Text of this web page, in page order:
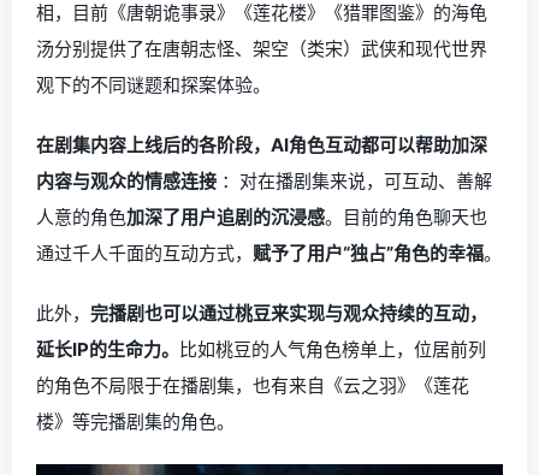
相，目前《唐朝诡事录》《莲花楼》《猎罪图鉴》的海龟
汤分别提供了在唐朝志怪、架空（类宋）武侠和现代世界
观下的不同谜题和探案体验。
在剧集内容上线后的各阶段，AI角色互动都可以帮助加深
内容与观众的情感连接 ：对在播剧集来说，可互动、善解
人意的角色加深了用户追剧的沉浸感。目前的角色聊天也
通过千人千面的互动方式， 赋予了用户“独占”角色的幸福。
此外， 完播剧也可以通过桃豆来实现与观众持续的互动，
延长IP的生命力。 比如桃豆的人气角色榜单上，位居前列
的角色不局限于在播剧集，也有来自《云之羽》《莲花
楼》等完播剧集的角色。